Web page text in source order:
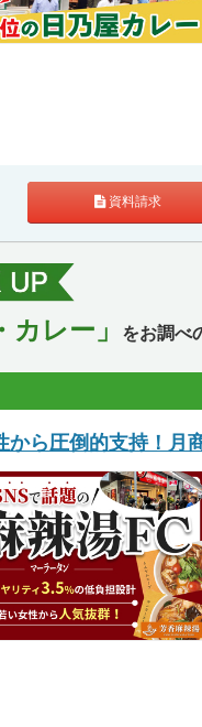
資料請求
カレー」 をお調べ
から圧倒的支持！月